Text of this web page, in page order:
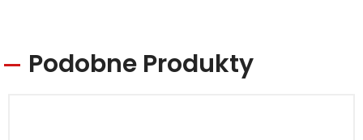
Podobne Produkty